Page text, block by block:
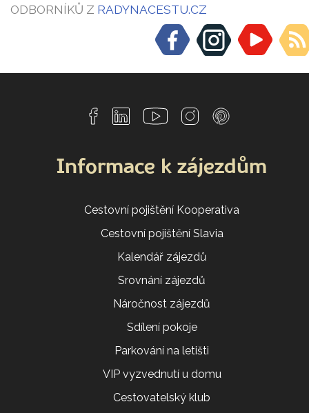
ODBORNÍKŮ Z RADYNACESTU.CZ
Informace k zájezdům
Cestovní pojištění Kooperativa
Cestovní pojištění Slavia
Kalendář zájezdů
Srovnání zájezdů
Náročnost zájezdů
Sdílení pokoje
Parkování na letišti
VIP vyzvednutí u domu
Cestovatelský klub